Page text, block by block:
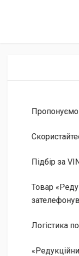
Пропонуємо
Підбір за
Товар
Логістика